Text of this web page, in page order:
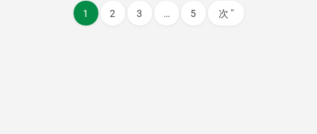
1 2 3 … 5 次 "